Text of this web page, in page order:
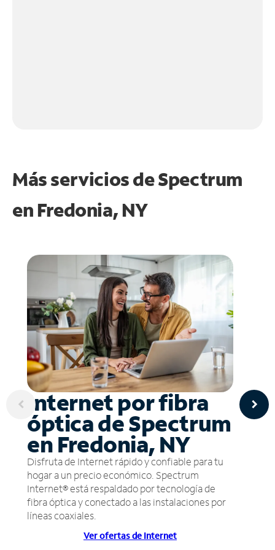
Más servicios de Spectrum
en Fredonia, NY
Internet por fibra
óptica de Spectrum
en Fredonia, NY
Disfruta de Internet rápido y confiable para tu
hogar a un precio económico. Spectrum
Internet® está respaldado por tecnología de
fibra óptica y conectado a las instalaciones por
líneas coaxiales.
Ver ofertas de Internet